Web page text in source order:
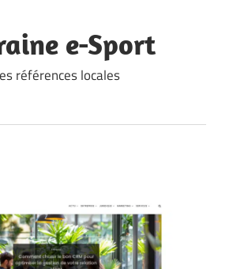
e-Sport
références locales